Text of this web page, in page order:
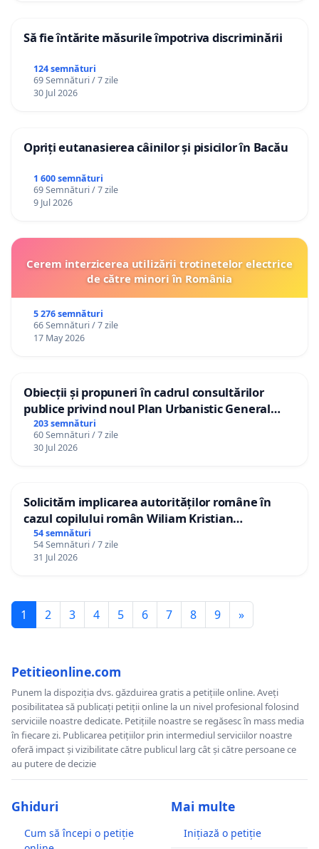
Să fie întărite măsurile împotriva discriminării
124 semnături
69 Semnături / 7 zile
30 Jul 2026
Opriți eutanasierea câinilor și pisicilor în Bacău
1 600 semnături
69 Semnături / 7 zile
9 Jul 2026
Cerem interzicerea utilizării trotinetelor electrice
de către minori în România
5 276 semnături
66 Semnături / 7 zile
17 May 2026
Obiecții și propuneri în cadrul consultărilor
publice privind noul Plan Urbanistic General
(PUG) Ialoveni
203 semnături
60 Semnături / 7 zile
30 Jul 2026
Solicităm implicarea autorităților române în
cazul copilului român Wiliam Kristian
Gheorghe, aflat în plasament în Danemarca de
12 ani
54 semnături
54 Semnături / 7 zile
31 Jul 2026
1 2 3 4 5 6 7 8 9 »
Petitieonline.com
Punem la dispoziția dvs. găzduirea gratis a petițiile online. Aveți
posibilitatea să publicați petiții online la un nivel profesional folosind
serviciile noastre dedicate. Petițiile noastre se regăsesc în mass media
în fiecare zi. Publicarea petițiilor prin intermediul serviciilor noastre
oferă impact și vizibilitate către publicul larg cât și către persoane ce
au putere de decizie
Ghiduri
Cum să începi o petiție
Mai multe
Inițiază o petiție